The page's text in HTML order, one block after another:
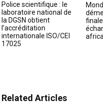
Police scientifique : le
laboratoire national de
la DGSN obtient
l’accréditation
internationale ISO/CEI
17025
Related Articles